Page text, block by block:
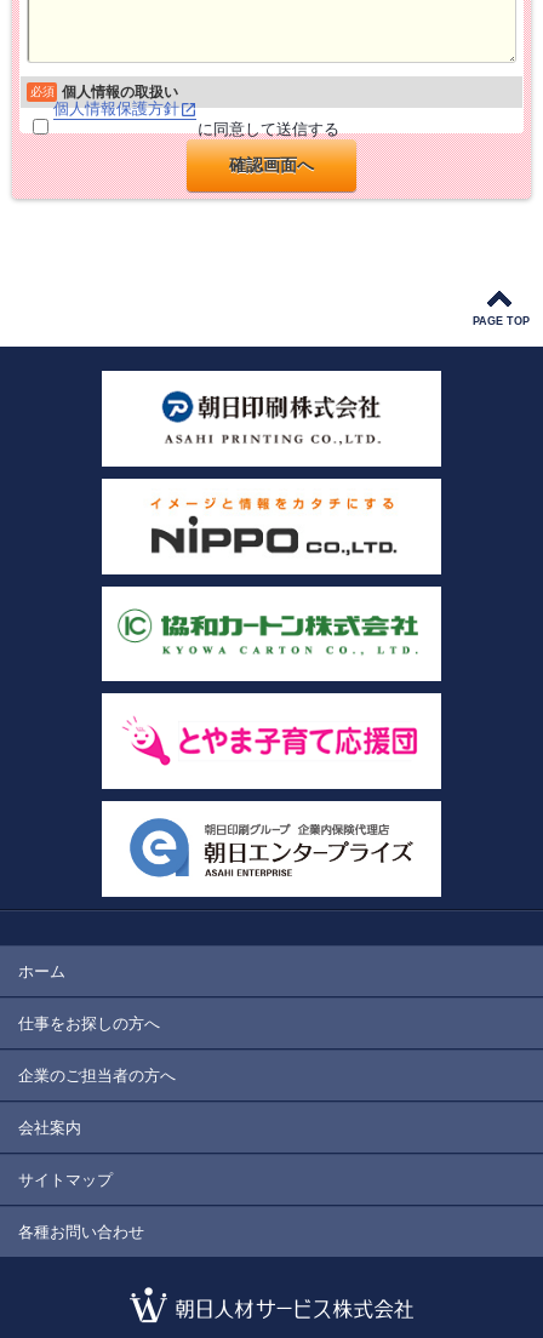
必須 個人情報の取扱い
に同意して送信する
個人情報保護方針
PAGE TOP
ホーム
仕事をお探しの方へ
企業のご担当者の方へ
会社案内
サイトマップ
各種お問い合わせ